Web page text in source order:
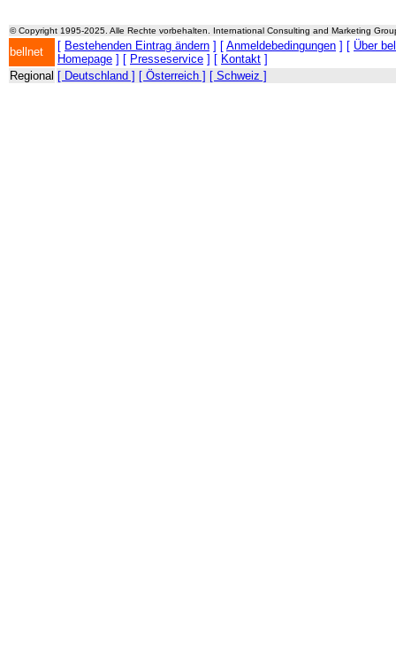
© Copyright 1995-2025. Alle Rechte vorbehalten. International Consulting and Marketing
bellnet [ Bestehenden Eintrag ändern ] [ Anmeldebedingungen ] [ Über
Homepage ] [ Presseservice ] [ Kontakt ]
Regional [ Deutschland ] [ Österreich ] [ Schweiz ]